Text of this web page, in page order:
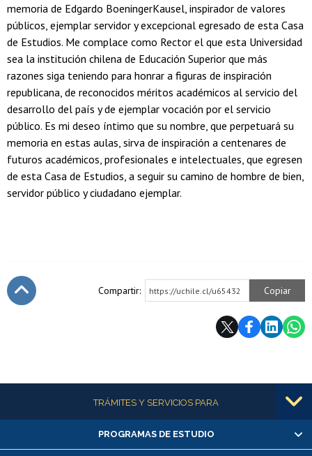
memoria de Edgardo BoeningerKausel, inspirador de valores
públicos, ejemplar servidor y excepcional egresado de esta Casa
de Estudios. Me complace como Rector el que esta Universidad
sea la institución chilena de Educación Superior que más
razones siga teniendo para honrar a figuras de inspiración
republicana, de reconocidos méritos académicos al servicio del
desarrollo del país y de ejemplar vocación por el servicio
público. Es mi deseo íntimo que su nombre, que perpetuará su
memoria en estas aulas, sirva de inspiración a centenares de
futuros académicos, profesionales e intelectuales, que egresen
de esta Casa de Estudios, a seguir su camino de hombre de bien,
servidor público y ciudadano ejemplar.
Compartir: https://uchile.cl/u65432 Copiar
Más informaciónTRÁMITES Y SERVICIOS PARA
Alumnas/os y exalumnas/os
PROGRAMAS DE ESTUDIO